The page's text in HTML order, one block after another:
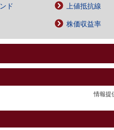
ド 上値抵抗線
株価収益率
情報提